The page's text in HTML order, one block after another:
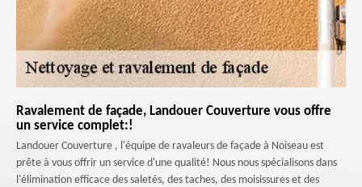
Ravalement de façade, Landouer Couverture vous offre
un service complet:!
Landouer Couverture , l'équipe de ravaleurs de façade à Noiseau est
prête à vous offrir un service d'une qualité! Nous nous spécialisons dans
l'élimination efficace des saletés, des taches, des moisissures et des